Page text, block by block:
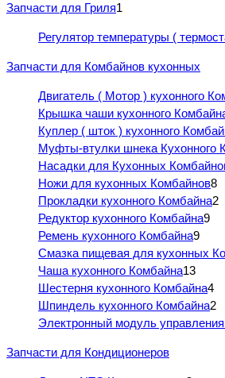
Запчасти для Гриля1
Регулятор температуры (
Запчасти для Комбайнов кухонных
Двигатель ( Мотор ) кухонного
Крышка чаши кухонного
Куплер ( шток ) кухонного
Муфты-втулки шнека Кухонного
Насадки для Кухонных
Ножи для кухонных Комбайнов8
Прокладки кухонного Комбайна2
Редуктор кухонного Комбайна9
Ремень кухонного Комбайна9
Смазка пищевая для кухонных
Чаша кухонного Комбайна13
Шестерня кухонного Комбайна4
Шпиндель кухонного Комбайна2
Электронный модуль
Запчасти для Кондиционеров